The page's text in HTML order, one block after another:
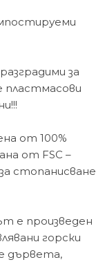
за
от 100%
от FSC –
стопанисване
е произведен
горски
дървета,